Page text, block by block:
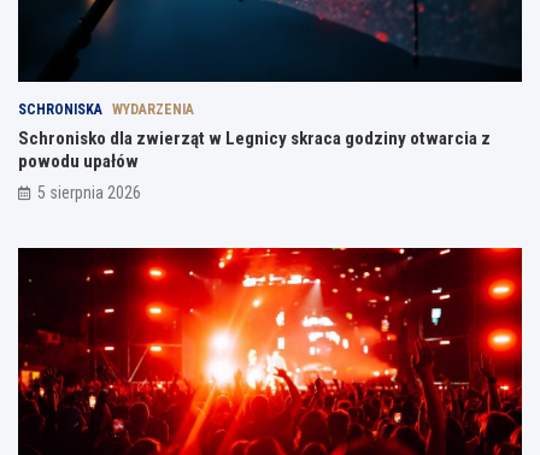
SCHRONISKA WYDARZENIA
Schronisko dla zwierząt w Legnicy skraca godziny otwarcia z
powodu upałów
5 sierpnia 2026